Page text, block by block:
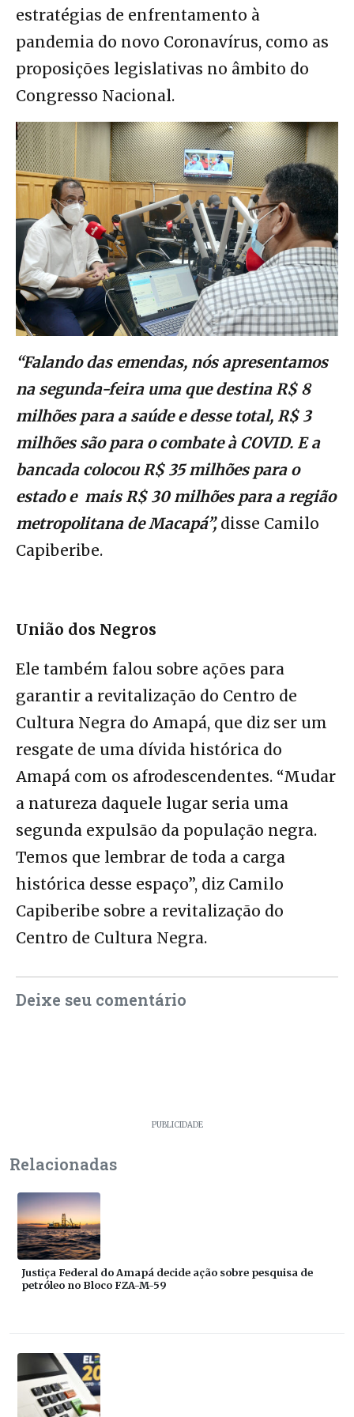
estratégias de enfrentamento à
pandemia do novo Coronavírus, como as
proposições legislativas no âmbito do
Congresso Nacional.
“Falando das emendas, nós apresentamos
na segunda-feira uma que destina R$ 8
milhões para a saúde e desse total, R$ 3
milhões são para o combate à COVID. E a
bancada colocou R$ 35 milhões para o
estado e mais R$ 30 milhões para a região
metropolitana de Macapá”,disse Camilo
Capiberibe.
União dos Negros
Ele também falou sobre ações para
garantir a revitalização do Centro de
Cultura Negra do Amapá, que diz ser um
resgate de uma dívida histórica do
Amapá com os afrodescendentes. “Mudar
a natureza daquele lugar seria uma
segunda expulsão da população negra.
Temos que lembrar de toda a carga
histórica desse espaço”, diz Camilo
Capiberibe sobre a revitalização do
Centro de Cultura Negra.
Deixe seu comentário
PUBLICIDADE
Relacionadas
Justiça Federal do Amapá decide ação sobre pesquisa de
petróleo no Bloco FZA-M-59